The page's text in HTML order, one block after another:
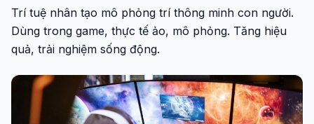
Trí tuệ nhân tạo mô phỏng trí thông minh con người.
Dùng trong game, thực tế ảo, mô phỏng. Tăng hiệu
quả, trải nghiệm sống động.